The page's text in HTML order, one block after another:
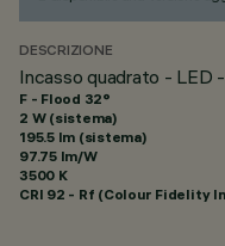
DESCRIZIONE
Incasso quadrato - LED
F - Flood 32°
2 W (sistema)
195.5 lm (sistema)
97.75 lm/W
3500 K
CRI 92 - Rf (Colour Fidelity